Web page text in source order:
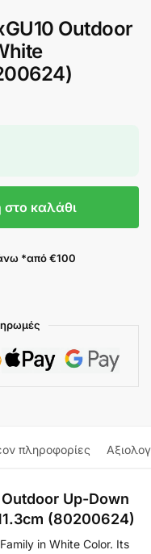
Outdoor
καλάθι
*από €100
πληροφορίες
Up-Down
(80200624)
in White Color. Its